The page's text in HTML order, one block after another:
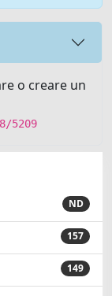
o creare un
5209
ND
157
149